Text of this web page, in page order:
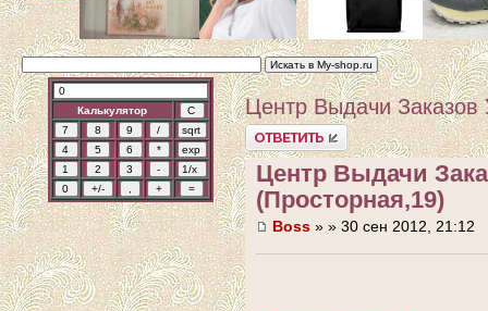
Калькулятор Центр Выдачи Заказов
Ответить
Центр Выдачи
(Просторная,19)
Boss » » 30 сен 2012, 21:12